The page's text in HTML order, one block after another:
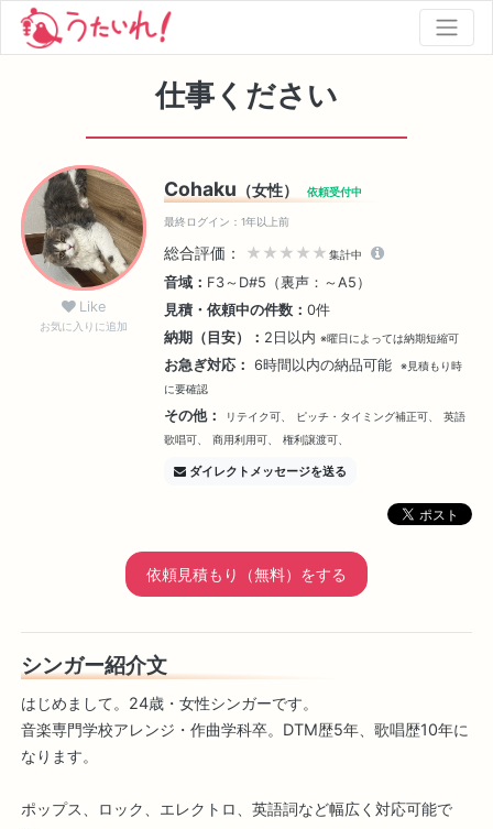
仕事ください
Like
お気に入りに追加
Cohaku （女性） 依頼受付中
最終ログイン：1年以上前
総合評価： ★★★★★ 集計中
音域： F3～D#5（裏声：～A5）
見積・依頼中の件数：0件
納期（目安）： 2日以内 ※曜日によっては納期短縮可
お急ぎ対応： 6時間以内の納品可能
※見積もり時
に要確認
その他： リテイク可、 ピッチ・タイミング補正可、
英語
歌唱可、
商用利用可、 権利譲渡可、
ダイレクトメッセージを送る
依頼見積もり（無料）をする
シンガー紹介文
はじめまして。24歳・女性シンガーです。
音楽専門学校アレンジ・作曲学科卒。DTM歴5年、歌唱歴10年に
なります。
ポップス、ロック、エレクトロ、英語詞など幅広く対応可能で